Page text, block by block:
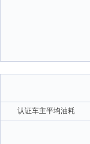
认证车主平均油耗